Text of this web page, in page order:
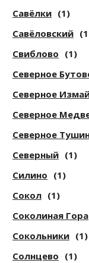
Савёлки (1)
Савёловский
Свиблово (1)
Северное
Северное
Северное
Северное
Северный (1)
Силино (1)
Сокол (1)
Соколиная Гора
Сокольники (1)
Солнцево (1)